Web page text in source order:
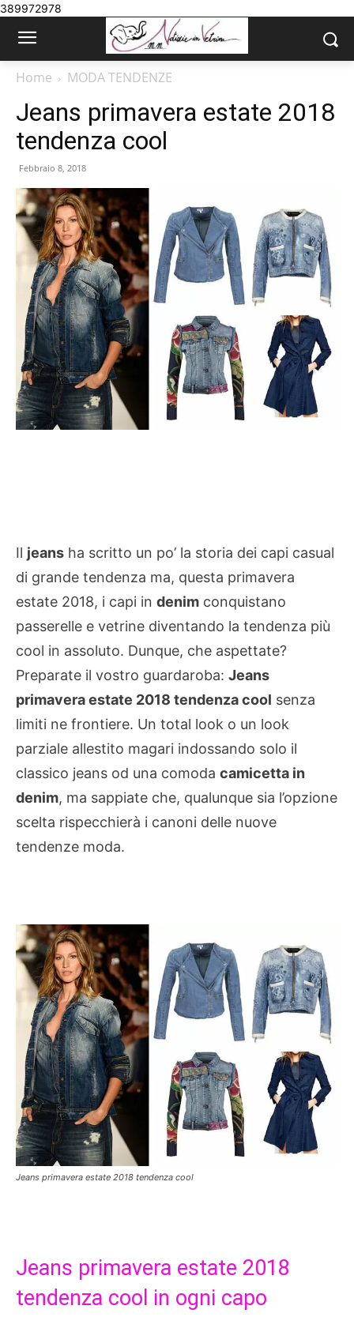
389972978
Home MODA TENDENZE
Jeans primavera estate 2018
tendenza cool
Febbraio 8, 2018
Il jeans ha scritto un po’ la storia dei capi casual
di grande tendenza ma, questa primavera
estate 2018, i capi in denim conquistano
passerelle e vetrine diventando la tendenza più
cool in assoluto. Dunque, che aspettate?
Preparate il vostro guardaroba: Jeans
primavera estate 2018 tendenza cool senza
limiti ne frontiere. Un total look o un look
parziale allestito magari indossando solo il
classico jeans od una comoda camicetta in
denim, ma sappiate che, qualunque sia l’opzione
scelta rispecchierà i canoni delle nuove
tendenze moda.
Jeans primavera estate 2018 tendenza cool
Jeans primavera estate 2018
tendenza cool in ogni capo